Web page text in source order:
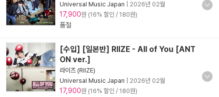
Universal Music Japan
2026년 02월
17,900원 (16% 할인 / 180원)
품절
[수입] [일본반] RIIZE - All of You [ANT
ON ver.]
라이즈 (RIIZE)
Universal Music Japan
2026년 02월
17,900원 (16% 할인 / 180원)